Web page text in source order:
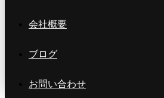
会社概要
ブログ
お問い合わせ